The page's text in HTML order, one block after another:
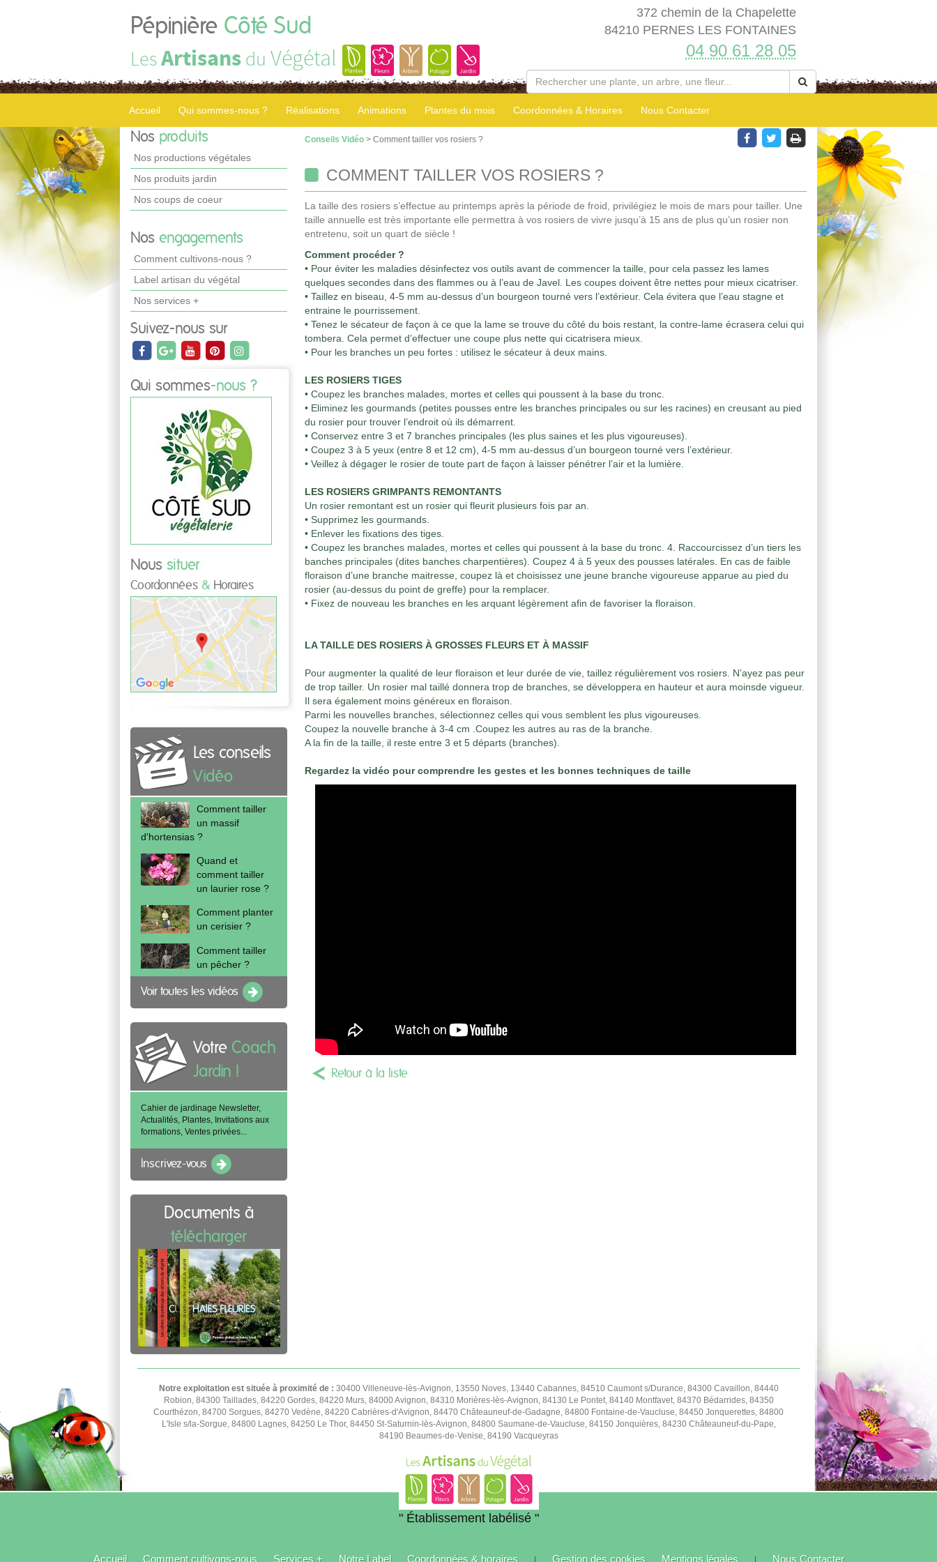
Pépinière Côté Sud
LesArtisans du Végétal
372 chemin de la Chapelette
84210 PERNES LES FONTAINES
04 90 61 28 05
Accueil Qui sommes-nous ? Réalisations Animations Plantes du mois Coordonnées & Horaires Nous Contacter
Nos produits
Nos productions végétales
Nos produits jardin
Nos coups de coeur
Nos engagements
Comment cultivons-nous ?
Label artisan du végétal
Nos services +
Suivez-nous sur
Qui sommes-nous ?
Nous situer
Coordonnées & Horaires
Les conseils
Vidéo
Comment tailler
un massif
d'hortensias ?
Quand et
comment tailler
un laurier rose ?
Comment planter
un cerisier ?
Comment tailler
un pêcher ?
Voir toutes les vidéos
Votre Coach
Jardin !
Cahier de jardinage Newsletter,
Actualités, Plantes, Invitations aux
formations, Ventes privées...
Inscrivez-vous
Documents à
télécharger
Conseils Vidéo > Comment tailler vos rosiers ?
COMMENT TAILLER VOS ROSIERS ?
La taille des rosiers s’effectue au printemps après la période de froid, privilégiez le mois de mars pour tailler. Une
taille annuelle est très importante elle permettra à vos rosiers de vivre jusqu’à 15 ans de plus qu’un rosier non
entretenu, soit un quart de siècle !
Comment procéder ?
• Pour éviter les maladies désinfectez vos outils avant de commencer la taille, pour cela passez les lames
quelques secondes dans des flammes ou à l’eau de Javel. Les coupes doivent être nettes pour mieux cicatriser.
• Taillez en biseau, 4-5 mm au-dessus d’un bourgeon tourné vers l’extérieur. Cela évitera que l’eau stagne et
entraine le pourrissement.
• Tenez le sécateur de façon à ce que la lame se trouve du côté du bois restant, la contre-lame écrasera celui qui
tombera. Cela permet d’effectuer une coupe plus nette qui cicatrisera mieux.
• Pour les branches un peu fortes : utilisez le sécateur à deux mains.
LES ROSIERS TIGES
• Coupez les branches malades, mortes et celles qui poussent à la base du tronc.
• Eliminez les gourmands (petites pousses entre les branches principales ou sur les racines) en creusant au pied
du rosier pour trouver l’endroit où ils démarrent.
• Conservez entre 3 et 7 branches principales (les plus saines et les plus vigoureuses).
• Coupez 3 à 5 yeux (entre 8 et 12 cm), 4-5 mm au-dessus d’un bourgeon tourné vers l’extérieur.
• Veillez à dégager le rosier de toute part de façon à laisser pénétrer l’air et la lumière.
LES ROSIERS GRIMPANTS REMONTANTS
Un rosier remontant est un rosier qui fleurit plusieurs fois par an.
• Supprimez les gourmands.
• Enlever les fixations des tiges.
• Coupez les branches malades, mortes et celles qui poussent à la base du tronc. 4. Raccourcissez d’un tiers les
banches principales (dites banches charpentières). Coupez 4 à 5 yeux des pousses latérales. En cas de faible
floraison d’une branche maitresse, coupez là et choisissez une jeune branche vigoureuse apparue au pied du
rosier (au-dessus du point de greffe) pour la remplacer.
• Fixez de nouveau les branches en les arquant légèrement afin de favoriser la floraison.
LA TAILLE DES ROSIERS À GROSSES FLEURS ET À MASSIF
Pour augmenter la qualité de leur floraison et leur durée de vie, taillez régulièrement vos rosiers. N’ayez pas peur
de trop tailler. Un rosier mal taillé donnera trop de branches, se développera en hauteur et aura moinsde vigueur.
Il sera également moins généreux en floraison.
Parmi les nouvelles branches, sélectionnez celles qui vous semblent les plus vigoureuses.
Coupez la nouvelle branche à 3-4 cm .Coupez les autres au ras de la branche.
A la fin de la taille, il reste entre 3 et 5 départs (branches).
Regardez la vidéo pour comprendre les gestes et les bonnes techniques de taille
Retour à la liste
Notre exploitation est située à proximité de : 30400 Villeneuve-lès-Avignon, 13550 Noves, 13440 Cabannes, 84510 Caumont s/Durance, 84300 Cavaillon, 84440
Robion, 84300 Taillades, 84220 Gordes, 84220 Murs, 84000 Avignon, 84310 Morières-lès-Avignon, 84130 Le Pontet, 84140 Montfavet, 84370 Bédarrides, 84350
Courthézon, 84700 Sorgues, 84270 Vedène, 84220 Cabrières-d'Avignon, 84470 Châteauneuf-de-Gadagne, 84800 Fontaine-de-Vaucluse, 84450 Jonquerettes, 84800
L'Isle s/la-Sorgue, 84800 Lagnes, 84250 Le Thor, 84450 St-Saturnin-lès-Avignon, 84800 Saumane-de-Vaucluse, 84150 Jonquières, 84230 Châteauneuf-du-Pape,
84190 Beaumes-de-Venise, 84190 Vacqueyras
" Établissement labélisé "
Accueil Comment cultivons-nous Services + Notre Label Coordonnées & horaires | Gestion des cookies Mentions légales | Nous Contacter